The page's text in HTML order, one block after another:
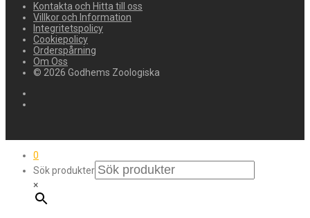
Kontakta och Hitta till oss
Villkor och Information
Integritetspolicy
Cookiepolicy
Orderspårning
Om Oss
© 2026 Godhems Zoologiska
0
Sök produkter
×